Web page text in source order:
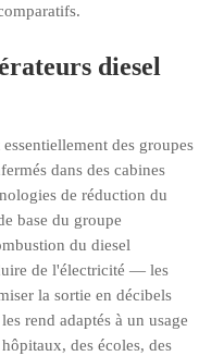
diesel
essentiellement des groupes
dans des cabines
de réduction du
base du groupe
du diesel
de l'électricité — les
la sortie en décibels
rend adaptés à un usage
des écoles, des